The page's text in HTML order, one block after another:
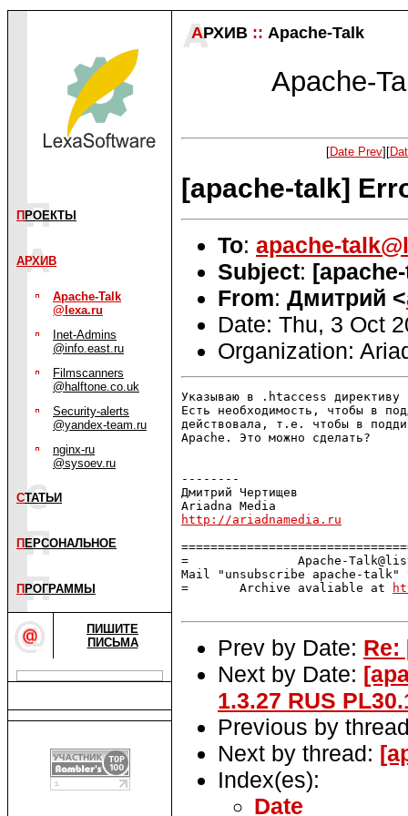
П РОЕКТЫ
АРХИВ
Apache-Talk
@lexa.ru
Inet-Admins
@info.east.ru
Filmscanners
@halftone.co.uk
Security-alerts
@yandex-team.ru
nginx-ru
@sysoev.ru
СТАТЬИ
П ЕРСОНАЛЬНОЕ
П РОГРАММЫ
ПИШИТЕ
ПИСЬМА
АРХИВ :: Apache-Talk
Apache-
[Date Prev][
[apache-talk]
To: apache-
Subject:
From: Дмитрий <
Date: Thu, 3 Oct
Organization:
Указываю в .htaccess
Есть необходимость, чтобы в
действовала, т.е. чтобы в
Apache. Это можно сделать?
--------
Дмитрий Чертищев
http://ariadnamedia.ru
=               Apache-
Mail "unsubscribe apache-
=       Archive avaliable at
Prev by Date: Re:
Next by Date:
1.3.27 RUS
Previous by
Next by thread:
Index(es):
Date